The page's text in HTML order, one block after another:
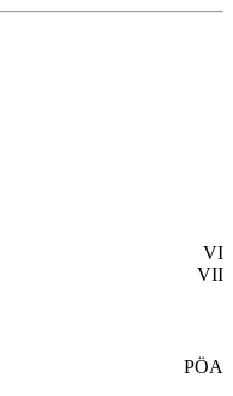
VI
VII
PÖA